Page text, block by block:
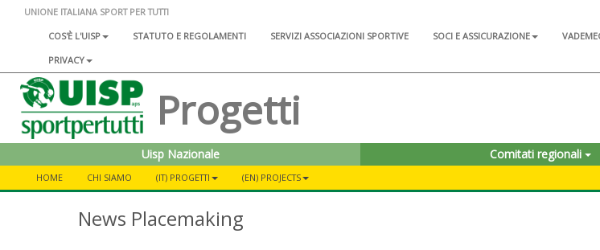
UNIONE ITALIANA SPORT PER TUTTI
COS'È L'UISP
STATUTO E REGOLAMENTI SERVIZI ASSOCIAZIONI SPORTIVE SOCI E ASSICURAZIONE
PRIVACY
Progetti
Uisp Nazionale Comitati regionali
HOME CHI SIAMO (IT) PROGETTI (EN) PROJECTS
News Placemaking